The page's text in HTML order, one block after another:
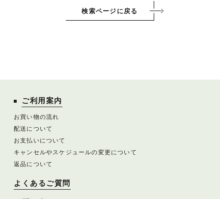
検索ページに戻る
ご利用案内
お買い物の流れ
配送について
お支払いについて
キャンセルやスケジュールの変更について
返品について
よくあるご質問